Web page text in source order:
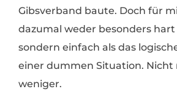
Gibsverband baute. Doch für
dazumal weder besonders
sondern einfach als das
einer dummen Situation. Nicht
weniger.